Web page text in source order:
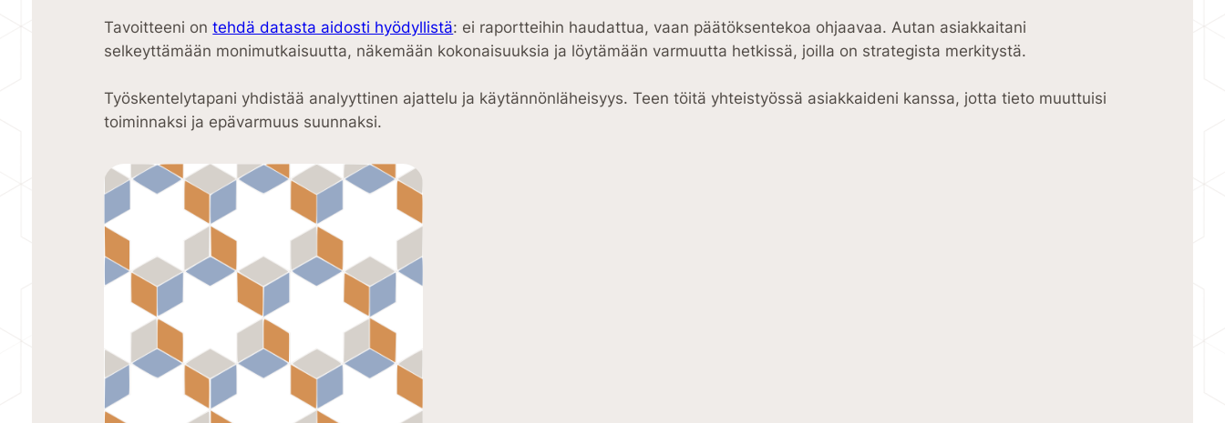
Tavoitteeni ontehdä datasta aidosti hyödyllistä: ei raportteihin haudattua, vaan päätöksentekoa ohjaavaa. Autan asiakkaitani
selkeyttämään monimutkaisuutta, näkemään kokonaisuuksia ja löytämään varmuutta hetkissä, joilla on strategista merkitystä.
Työskentelytapani yhdistää analyyttinen ajattelu ja käytännönläheisyys. Teen töitä yhteistyössä asiakkaideni kanssa, jotta tieto muuttuisi
toiminnaksi ja epävarmuus suunnaksi.